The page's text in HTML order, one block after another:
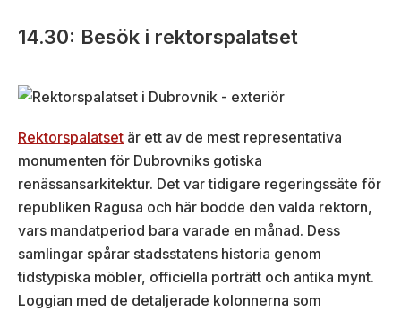
14.30: Besök i rektorspalatset
Rektorspalatset är ett av de mest representativa
monumenten för Dubrovniks gotiska
renässansarkitektur. Det var tidigare regeringssäte för
republiken Ragusa och här bodde den valda rektorn,
vars mandatperiod bara varade en månad. Dess
samlingar spårar stadsstatens historia genom
tidstypiska möbler, officiella porträtt och antika mynt.
Loggian med de detaljerade kolonnerna som